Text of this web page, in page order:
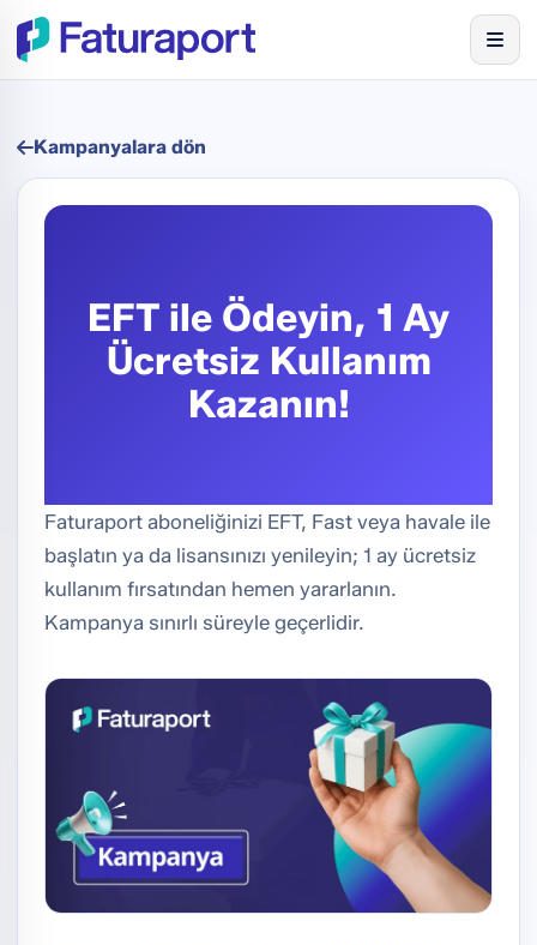
Kampanyalara dön
EFT ile Ödeyin, 1 Ay
Ücretsiz Kullanım
Kazanın!
Faturaport aboneliğinizi EFT, Fast veya havale ile
başlatın ya da lisansınızı yenileyin; 1 ay ücretsiz
kullanım fırsatından hemen yararlanın.
Kampanya sınırlı süreyle geçerlidir.